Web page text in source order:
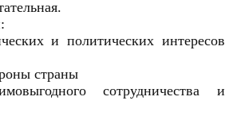
и политических интересов
страны
сотрудничества и